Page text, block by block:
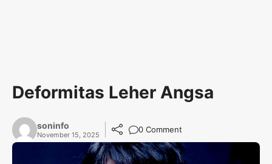
Deformitas Leher Angsa
soninfo
November 15, 2025
0 Comment